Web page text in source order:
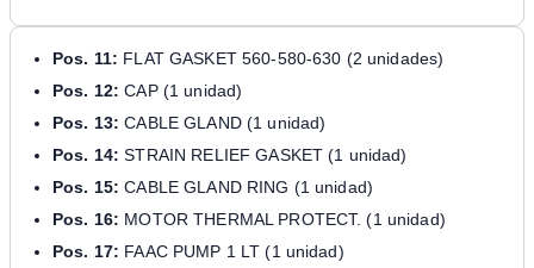
Pos. 11: FLAT GASKET 560-580-630 (2 unidades)
Pos. 12: CAP (1 unidad)
Pos. 13: CABLE GLAND (1 unidad)
Pos. 14: STRAIN RELIEF GASKET (1 unidad)
Pos. 15: CABLE GLAND RING (1 unidad)
Pos. 16: MOTOR THERMAL PROTECT. (1 unidad)
Pos. 17: FAAC PUMP 1 LT (1 unidad)